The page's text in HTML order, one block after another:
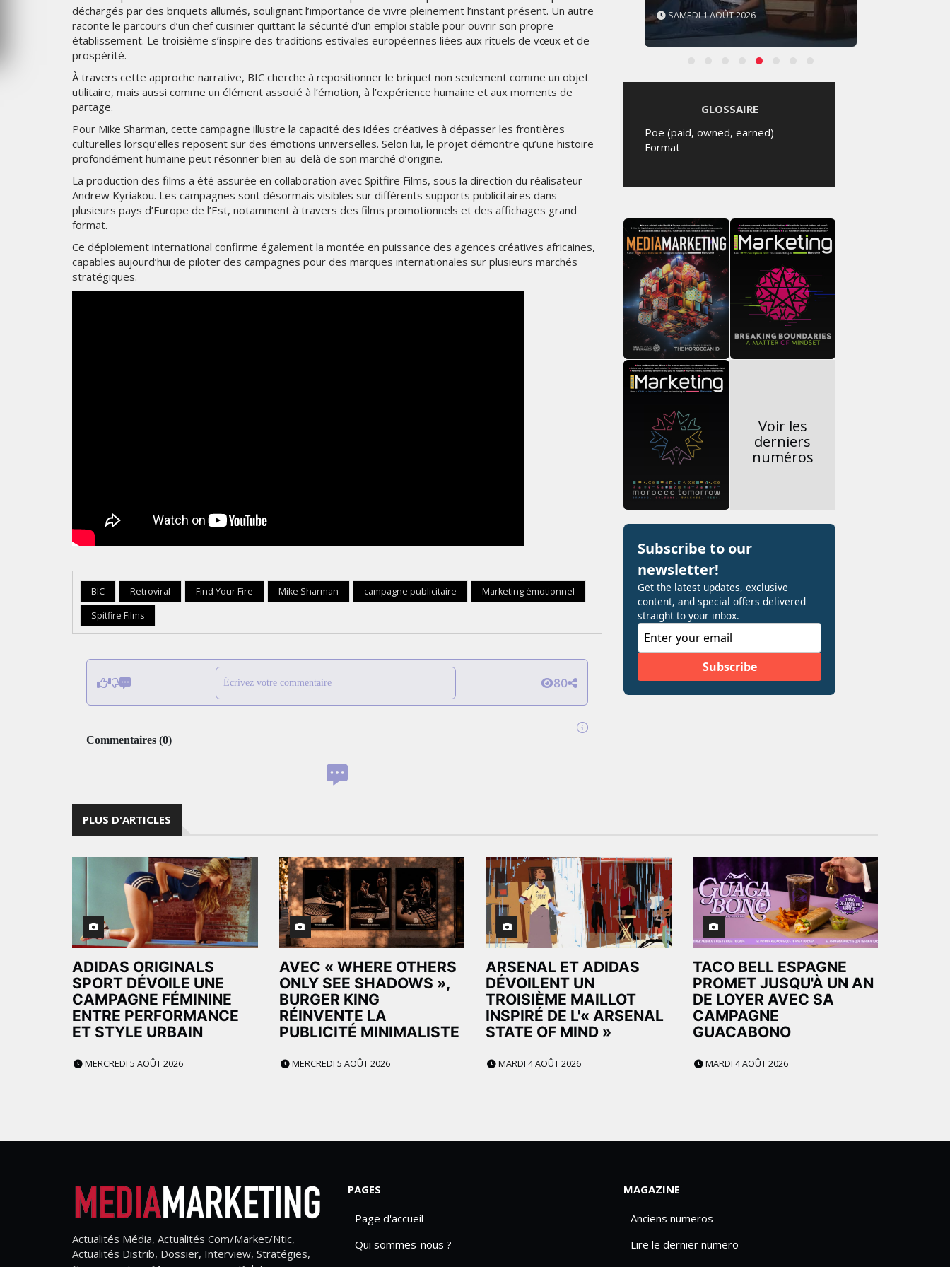
déchargés par des briquets allumés, soulignant l’importance de vivre pleinement l’instant présent. Un autre
raconte le parcours d’un chef cuisinier quittant la sécurité d’un emploi stable pour ouvrir son propre
établissement. Le troisième s’inspire des traditions estivales européennes liées aux rituels de vœux et de
prospérité.
À travers cette approche narrative, BIC cherche à repositionner le briquet non seulement comme un objet
utilitaire, mais aussi comme un élément associé à l’émotion, à l’expérience humaine et aux moments de
partage.
Pour Mike Sharman, cette campagne illustre la capacité des idées créatives à dépasser les frontières
culturelles lorsqu’elles reposent sur des émotions universelles. Selon lui, le projet démontre qu’une histoire
profondément humaine peut résonner bien au-delà de son marché d’origine.
La production des films a été assurée en collaboration avec Spitfire Films, sous la direction du réalisateur
Andrew Kyriakou. Les campagnes sont désormais visibles sur différents supports publicitaires dans
plusieurs pays d’Europe de l’Est, notamment à travers des films promotionnels et des affichages grand
format.
Ce déploiement international confirme également la montée en puissance des agences créatives africaines,
capables aujourd’hui de piloter des campagnes pour des marques internationales sur plusieurs marchés
stratégiques.
BIC Retroviral Find Your Fire Mike Sharman campagne publicitaire
Marketing émotionnel
Spitfire Films
Écrivez votre commentaire 80
Commentaires (0)
MARDI 4 AOÛT 2026 SAMEDI 1 AOÛT 2026 SAMEDI 1 AOÛT 2026
GLOSSAIRE
Poe (paid, owned, earned)
Format
Voir les
derniers
numéros
PLUS D'ARTICLES
ADIDAS ORIGINALS
SPORT DÉVOILE UNE
CAMPAGNE FÉMININE
ENTRE PERFORMANCE
ET STYLE URBAIN
MERCREDI 5 AOÛT 2026
AVEC « WHERE OTHERS
ONLY SEE SHADOWS »,
BURGER KING
RÉINVENTE LA
PUBLICITÉ MINIMALISTE
MERCREDI 5 AOÛT 2026
ARSENAL ET ADIDAS
DÉVOILENT UN
TROISIÈME MAILLOT
INSPIRÉ DE L'« ARSENAL
STATE OF MIND »
MARDI 4 AOÛT 2026
TACO BELL ESPAGNE
PROMET JUSQU'À UN AN
DE LOYER AVEC SA
CAMPAGNE
GUACABONO
MARDI 4 AOÛT 2026
Actualités Média, Actualités Com/Market/Ntic,
Actualités Distrib, Dossier, Interview, Stratégies,
PAGES
- Page d'accueil
- Qui sommes-nous ?
MAGAZINE
- Anciens numeros
- Lire le dernier numero